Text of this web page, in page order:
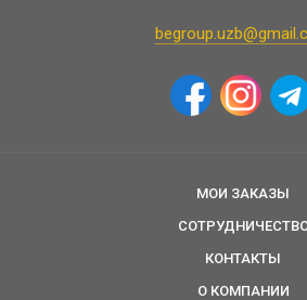
МОИ ЗАКАЗЫ
КОНТАКТЫ
О КОМПАНИИ